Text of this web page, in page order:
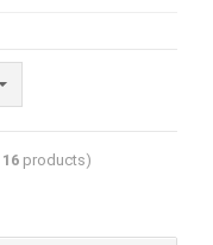
16 products)